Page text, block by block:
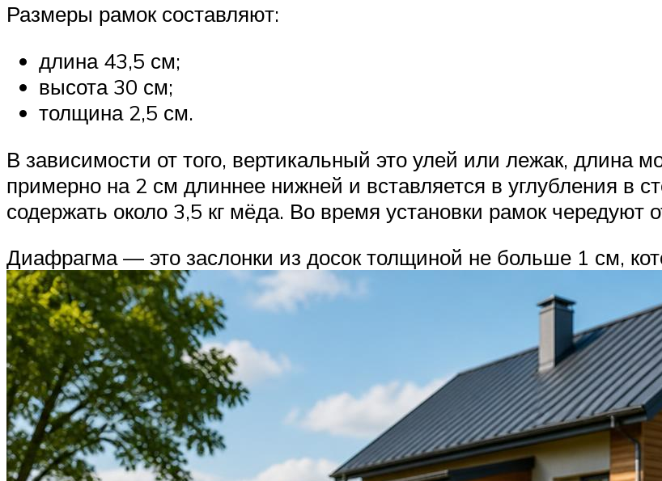
Размеры рамок составляют:
длина 43,5 см;
высота 30 см;
толщина 2,5 см.
В зависимости от того, вертикальный это улей или лежак, длина
примерно на 2 см длиннее нижней и вставляется в углубления в
содержать около 3,5 кг мёда. Во время установки рамок чередуют
Диафрагма — это заслонки из досок толщиной не больше 1 см,